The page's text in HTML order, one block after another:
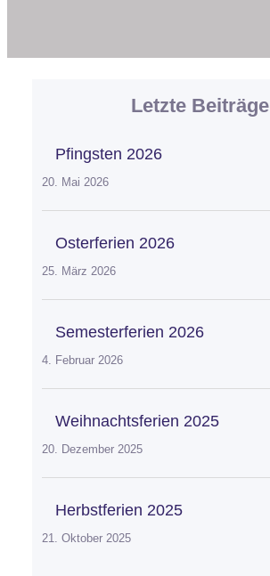
Letzte Beiträge
Pfingsten 2026
20. Mai 2026
Osterferien 2026
25. März 2026
Semesterferien 2026
4. Februar 2026
Weihnachtsferien 2025
20. Dezember 2025
Herbstferien 2025
21. Oktober 2025